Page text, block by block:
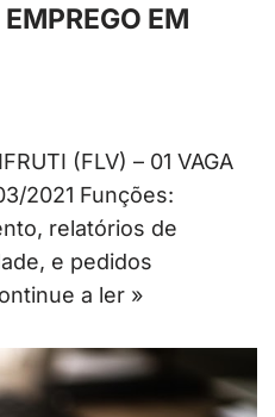
EM
(FLV) – 01 VAGA
2021 Funções:
relatórios de
e pedidos
a ler »